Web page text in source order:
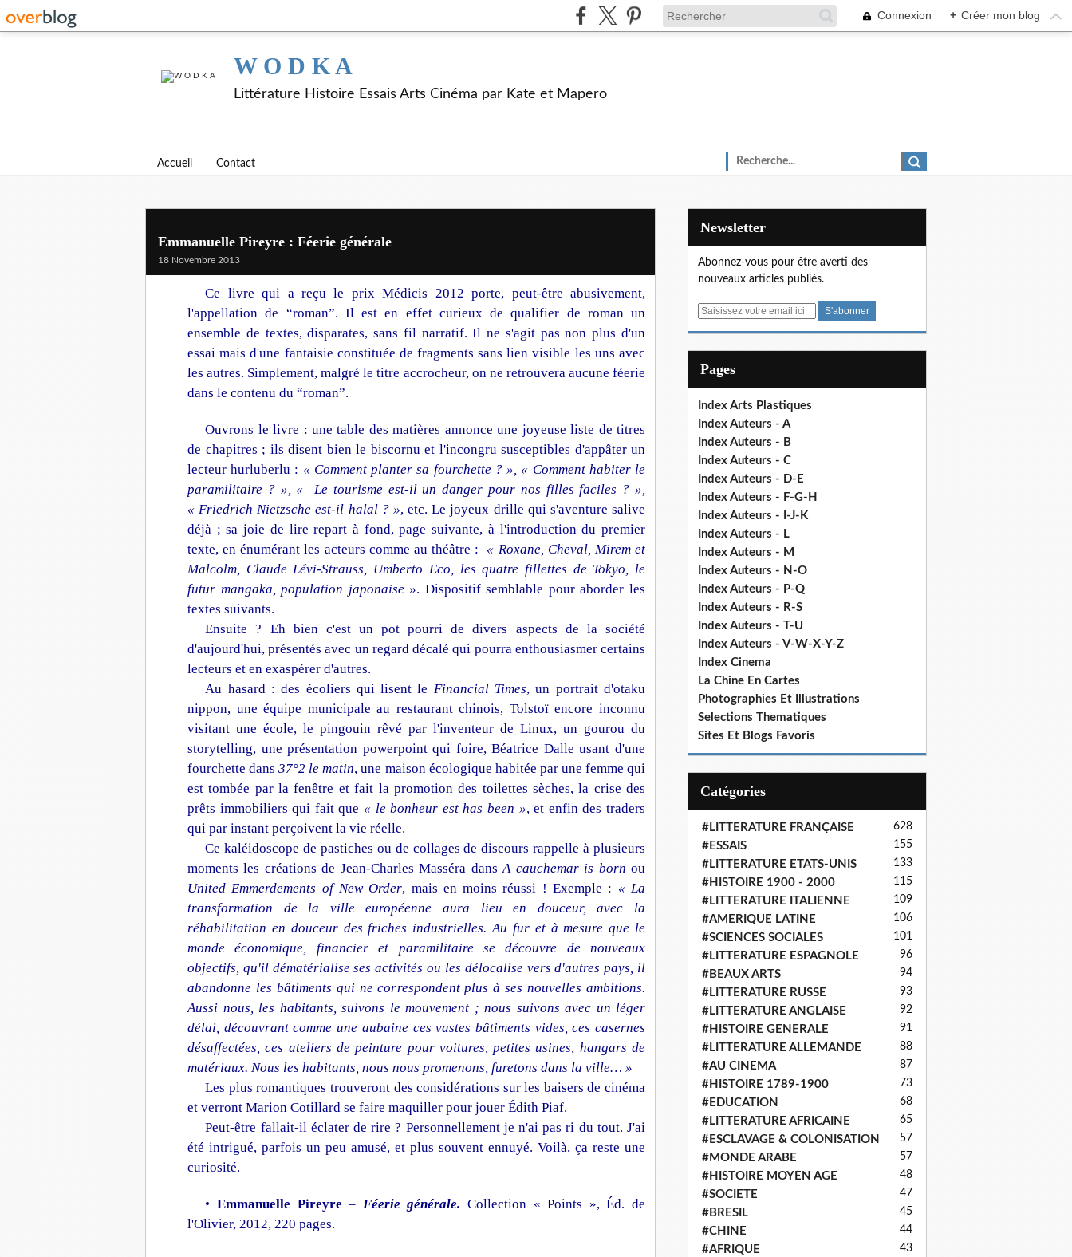
Connexion + Créer mon blog
W O D K A
Littérature Histoire Essais Arts Cinéma par Kate et Mapero
Accueil Contact
Emmanuelle Pireyre : Féerie générale
18 Novembre 2013
Ce livre qui a reçu le prix Médicis 2012 porte, peut-être abusivement,
l'appellation de “roman”. Il est en effet curieux de qualifier de roman un
ensemble de textes, disparates, sans fil narratif. Il ne s'agit pas non plus d'un
essai mais d'une fantaisie constituée de fragments sans lien visible les uns avec
les autres. Simplement, malgré le titre accrocheur, on ne retrouvera aucune féerie
dans le contenu du “roman”.
Ouvrons le livre : une table des matières annonce une joyeuse liste de titres
de chapitres ; ils disent bien le biscornu et l'incongru susceptibles d'appâter un
lecteur hurluberlu : « Comment planter sa fourchette ? », « Comment habiter le
paramilitaire ? », « Le tourisme est-il un danger pour nos filles faciles ? »,
« Friedrich Nietzsche est-il halal ? », etc. Le joyeux drille qui s'aventure salive
déjà ; sa joie de lire repart à fond, page suivante, à l'introduction du premier
texte, en énumérant les acteurs comme au théâtre : « Roxane, Cheval, Mirem et
Malcolm, Claude Lévi-Strauss, Umberto Eco, les quatre fillettes de Tokyo, le
futur mangaka, population japonaise ». Dispositif semblable pour aborder les
textes suivants.
Ensuite ? Eh bien c'est un pot pourri de divers aspects de la société
d'aujourd'hui, présentés avec un regard décalé qui pourra enthousiasmer certains
lecteurs et en exaspérer d'autres.
Au hasard : des écoliers qui lisent le Financial Times, un portrait d'otaku
nippon, une équipe municipale au restaurant chinois, Tolstoï encore inconnu
visitant une école, le pingouin rêvé par l'inventeur de Linux, un gourou du
storytelling, une présentation powerpoint qui foire, Béatrice Dalle usant d'une
fourchette dans37°2 le matin, une maison écologique habitée par une femme qui
est tombée par la fenêtre et fait la promotion des toilettes sèches, la crise des
prêts immobiliers qui fait que « le bonheur est has been », et enfin des traders
qui par instant perçoivent la vie réelle.
Ce kaléidoscope de pastiches ou de collages de discours rappelle à plusieurs
moments les créations de Jean-Charles Masséra dansA cauchemar is born ou
United Emmerdements of New Order, mais en moins réussi ! Exemple : « La
transformation de la ville européenne aura lieu en douceur, avec la
réhabilitation en douceur des friches industrielles. Au fur et à mesure que le
monde économique, financier et paramilitaire se découvre de nouveaux
objectifs, qu'il dématérialise ses activités ou les délocalise vers d'autres pays, il
abandonne les bâtiments qui ne correspondent plus à ses nouvelles ambitions.
Aussi nous, les habitants, suivons le mouvement ; nous suivons avec un léger
délai, découvrant comme une aubaine ces vastes bâtiments vides, ces casernes
désaffectées, ces ateliers de peinture pour voitures, petites usines, hangars de
matériaux. Nous les habitants, nous nous promenons, furetons dans la ville… »
Les plus romantiques trouveront des considérations sur les baisers de cinéma
et verront Marion Cotillard se faire maquiller pour jouer Édith Piaf.
Peut-être fallait-il éclater de rire ? Personnellement je n'ai pas ri du tout. J'ai
été intrigué, parfois un peu amusé, et plus souvent ennuyé. Voilà, ça reste une
curiosité.
• Emmanuelle Pireyre – Féerie générale. Collection « Points », Éd. de
l'Olivier, 2012, 220 pages.
Newsletter
Abonnez-vous pour être averti des
nouveaux articles publiés.
E
Pages
Index Arts Plastiques
Index Auteurs - A
Index Auteurs - B
Index Auteurs - C
Index Auteurs - D-E
Index Auteurs - F-G-H
Index Auteurs - I-J-K
Index Auteurs - L
Index Auteurs - M
Index Auteurs - N-O
Index Auteurs - P-Q
Index Auteurs - R-S
Index Auteurs - T-U
Index Auteurs - V-W-X-Y-Z
Index Cinema
La Chine En Cartes
Photographies Et Illustrations
Selections Thematiques
Sites Et Blogs Favoris
Catégories
#LITTERATURE FRANÇAISE 628
#ESSAIS 155
#LITTERATURE ETATS-UNIS 133
#HISTOIRE 1900 - 2000 115
#LITTERATURE ITALIENNE 109
#AMERIQUE LATINE 106
#SCIENCES SOCIALES 101
#LITTERATURE ESPAGNOLE 96
#BEAUX ARTS 94
#LITTERATURE RUSSE 93
#LITTERATURE ANGLAISE 92
#HISTOIRE GENERALE 91
#LITTERATURE ALLEMANDE 88
#AU CINEMA 87
#HISTOIRE 1789-1900 73
#EDUCATION 68
#LITTERATURE AFRICAINE 65
#ESCLAVAGE & COLONISATION 57
#MONDE ARABE 57
#HISTOIRE MOYEN AGE 48
#SOCIETE 47
#BRESIL 45
#CHINE 44
#AFRIQUE 43